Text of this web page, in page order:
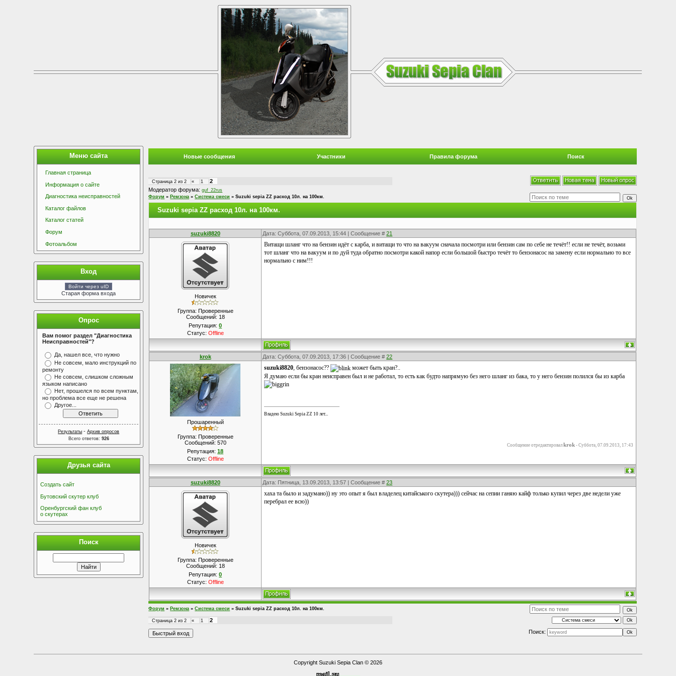
Меню сайта
Главная страница
Информация о сайте
Диагностика неисправностей
Каталог файлов
Каталог статей
Форум
Фотоальбом
Вход
Войти через uID
Старая форма входа
Опрос
Вам помог раздел "Диагностика
Неисправностей"?
Да, нашел все, что нужно
Не совсем, мало инструкций по
ремонту
Не совсем, слишком сложным
языком написано
Нет, прошелся по всем пунктам,
но проблема все еще не решена
Другое...
Результаты -Архив опросов
Всего ответов: 926
Друзья сайта
Создать сайт
Бутовский скутер клуб
Оренбургский фан клуб
о скутерах
Поиск
Новые сообщения Участники Правила форума Поиск
Страница2 из2 « 1
2
Модератор форума:guf_22rus
Форум » Ремзона » Система смеси » Suzuki sepia ZZ расход 10л. на 100км.
Suzuki sepia ZZ расход 10л. на 100км.
suzuki8820 Дата: Суббота, 07.09.2013, 15:44 | Сообщение #21
Новичек
Группа: Проверенные
Сообщений: 18
Репутация:0
Статус: Offline
Витащи шланг что на бензин идёт с карба, и витащи то что на вакуум сначала посмотри или бензин сам по себе не течёт!! если не течёт, возьми
тот шланг что на вакуум и по дуй туда обратно посмотри какой напор если большой быстро течёт то бензонасос на замену если нормально то все
нормально с ним!!!
krok Дата: Суббота, 07.09.2013, 17:36 | Сообщение #22
Прошаренный
Группа: Проверенные
Сообщений: 570
Репутация:18
Статус: Offline
suzuki8820, бензонасос??
может быть кран?..
Я думаю если бы кран неисправен был и не работал, то есть как будто напрямую без него шланг из бака, то у него бензин полился бы из карба
Владею Suzuki Sepia ZZ 10 лет...
Сообщение отредактировалkrok -Суббота, 07.09.2013, 17:43
suzuki8820 Дата: Пятница, 13.09.2013, 13:57 | Сообщение #23
Новичек
Группа: Проверенные
Сообщений: 18
Репутация:0
Статус: Offline
хаха та было и задумано)) ну это опыт я был владелец китайського скутера))) сейчас на сепии ганяю кайф только купил через две недели уже
перебрал ее всю))
Форум » Ремзона » Система смеси » Suzuki sepia ZZ расход 10л. на 100км.
Страница2 из2 « 1
2
Поиск:
Copyright Suzuki Sepia Clan © 2026